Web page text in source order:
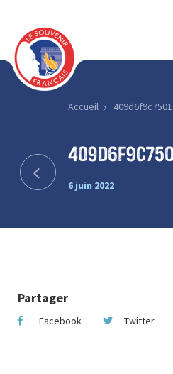
Accueil
6 juin 2022
Partager
Facebook Twitter